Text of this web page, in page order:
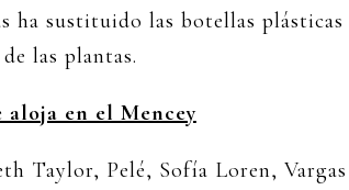
ha sustituido las botellas
las plantas.
en el Mencey
Taylor, Pelé, Sofía Loren,